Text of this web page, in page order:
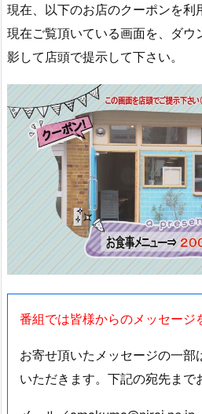
現在、以下のお店のクーポンを利
現在ご覧頂いている画面を、ダウ
影して店頭で提示して下さい。
番組では皆様からのメッセージ
お寄せ頂いたメッセージの一部
いただきます。下記の宛先まで